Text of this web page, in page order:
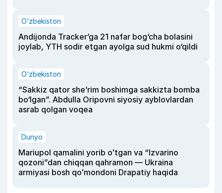
O‘zbekiston
Andijonda Tracker’ga 21 nafar bog‘cha bolasini
joylab, YTH sodir etgan ayolga sud hukmi o‘qildi
O‘zbekiston
“Sakkiz qator she’rim boshimga sakkizta bomba
bo‘lgan”. Abdulla Oripovni siyosiy ayblovlardan
asrab qolgan voqea
Dunyo
Mariupol qamalini yorib oʻtgan va “Izvarino
qozoni”dan chiqqan qahramon — Ukraina
armiyasi bosh qoʻmondoni Drapatiy haqida